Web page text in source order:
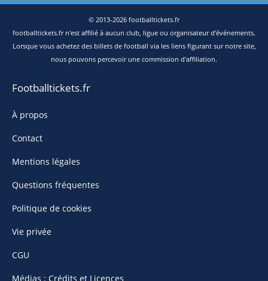
© 2013-2026 footballtickets.fr
footballtickets.fr n'est affilié à aucun club, ligue ou organisateur d'événements.
Lorsque vous achetez des billets de football via les liens figurant sur notre site,
nous pouvons percevoir une commission d'affiliation.
Footballtickets.fr
À propos
Contact
Mentions légales
Questions fréquentes
Politique de cookies
Vie privée
CGU
Médias : Crédits et Licences